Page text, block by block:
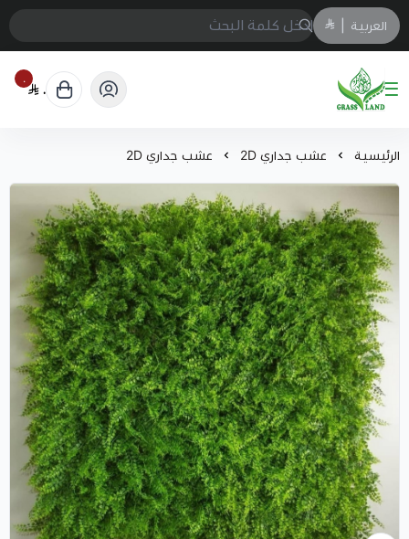
العربية
GrassJeddah
٠
٠
الرئيسية عشب جداري 2D عشب جداري 2D